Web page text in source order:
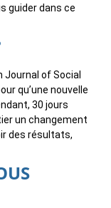
guider dans ce
Journal of Social
qu’une nouvelle
30 jours
un changement
des résultats,